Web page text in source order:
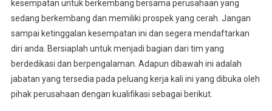
kesempatan untuk berkembang bersama perusahaan yang
sedang berkembang dan memiliki prospek yang cerah. Jangan
sampai ketinggalan kesempatan ini dan segera mendaftarkan
diri anda. Bersiaplah untuk menjadi bagian dari tim yang
berdedikasi dan berpengalaman. Adapun dibawah ini adalah
jabatan yang tersedia pada peluang kerja kali ini yang dibuka oleh
pihak perusahaan dengan kualifikasi sebagai berikut.